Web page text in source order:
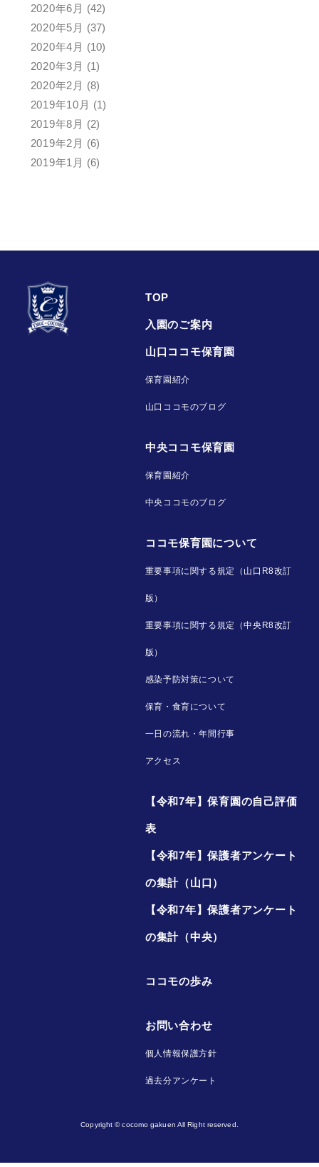
2020年6月 (42)
2020年5月 (37)
2020年4月 (10)
2020年3月 (1)
2020年2月 (8)
2019年10月 (1)
2019年8月 (2)
2019年2月 (6)
2019年1月 (6)
TOP
入園のご案内
山口ココモ保育園
保育園紹介
山口ココモのブログ
中央ココモ保育園
保育園紹介
中央ココモのブログ
ココモ保育園について
重要事項に関する規定（山口R8改訂
版）
重要事項に関する規定（中央R8改訂
版）
感染予防対策について
保育・食育について
一日の流れ・年間行事
アクセス
【令和7年】保育園の自己評価
表
【令和7年】保護者アンケート
の集計（山口）
【令和7年】保護者アンケート
の集計（中央）
ココモの歩み
お問い合わせ
個人情報保護方針
過去分アンケート
Copyright © cocomo gakuen All Right reserved.